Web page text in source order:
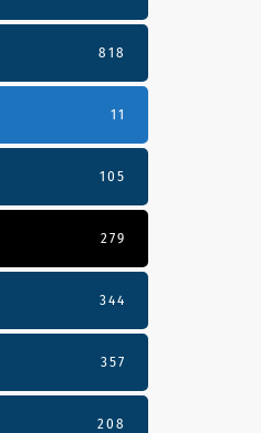
818
11
105
279
344
357
208